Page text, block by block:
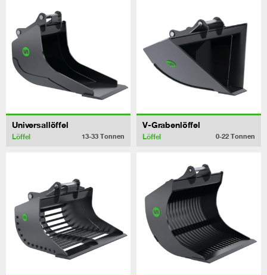
Universallöffel
Löffel 13-33 Tonnen
V-Grabenlöffel
Löffel 0-22 Tonnen